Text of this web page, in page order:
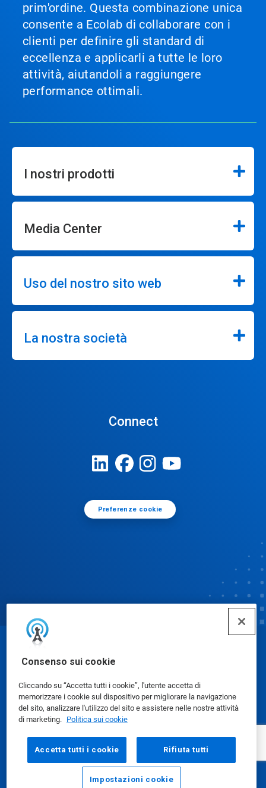
Consenso sui cookie
Cliccando su “Accetta tutti i cookie”, l'utente accetta di
memorizzare i cookie sul dispositivo per migliorare la navigazione
del sito, analizzare l'utilizzo del sito e assistere nelle nostre attività
di marketing. Politica sui cookie
Accetta tutti i cookie Rifiuta tutti
Impostazioni cookie
prim'ordine. Questa combinazione unica
consente a Ecolab di collaborare con i
clienti per definire gli standard di
eccellenza e applicarli a tutte le loro
attività, aiutandoli a raggiungere
performance ottimali.
I nostri prodotti
Media Center
Uso del nostro sito web
La nostra società
Connect
Preferenze cookie
Schede dati di sicurezza|Informativa sulla privacy
Condizioni d'uso